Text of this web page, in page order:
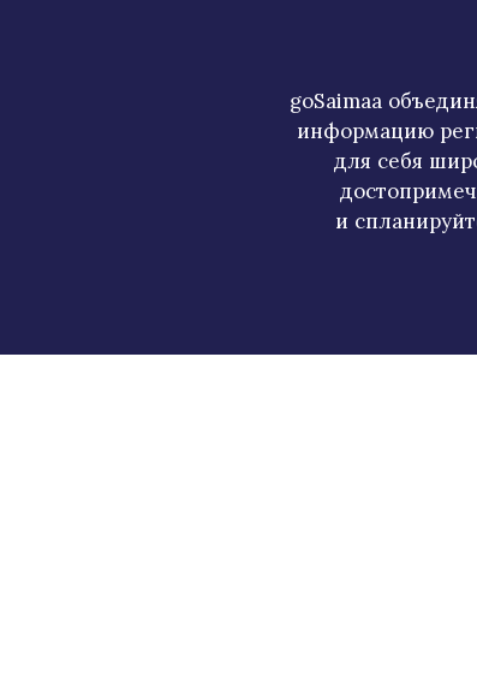
goSaimaa
информацию
для себя
и